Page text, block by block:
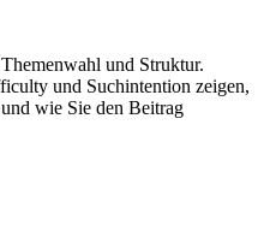
und Struktur.
und Suchintention zeigen,
wie Sie den Beitrag